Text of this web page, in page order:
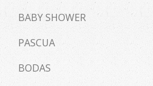
BABY SHOWER
PASCUA
BODAS